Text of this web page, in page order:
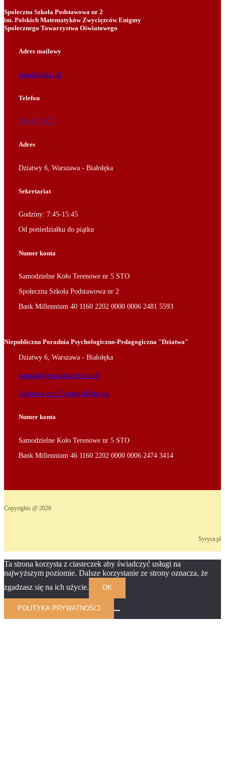
Społeczna Szkoła Podstawowa nr 2
im. Polskich Matematyków Zwycięzców Enigmy
Społecznego Towarzystwa Oświatowego
Adres mailowy
szkola@sto2.pl
Telefon
500 897 679
Adres
Dziatwy 6, Warszawa - Białołęka
Sekretariat
Godziny: 7:45-15:45
Od poniedziałku do piątku
Numer konta
Samodzielne Koło Terenowe nr 5 STO
Społeczna Szkoła Podstawowa nr 2
Bank Millennium 40 1160 2202 0000 0006 2481 5593
Niepubliczna Poradnia Psychologiczno-Pedagogiczna "Dziatwa"
Dziatwy 6, Warszawa - Białołęka
kontakt@poradniadziatwa.pl
facebook.com/PoradniaDziatwa
Numer konta
Samodzielne Koło Terenowe nr 5 STO
Bank Millennium 46 1160 2202 0000 0006 2474 3414
Copyrights @ 2020
Syryca.pl
Ta strona korzysta z ciasteczek aby świadczyć usługi na
najwyższym poziomie. Dalsze korzystanie ze strony oznacza, że
zgadzasz się na ich użycie.
OK
POLITYKA PRYWATNOŚCI